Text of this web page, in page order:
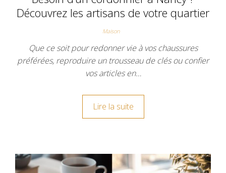
Découvrez les artisans de votre quartier
Maison
Que ce soit pour redonner vie à vos chaussures
préférées, reproduire un trousseau de clés ou confier
vos articles en…
Lire la suite